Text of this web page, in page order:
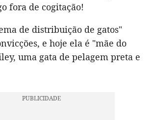
fora de cogitação!
de distribuição de gatos"
e hoje ela é "mãe do
uma gata de pelagem preta e